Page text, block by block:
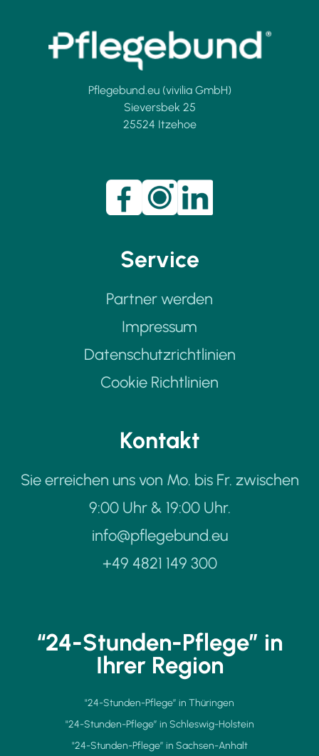
Pflegebund.eu (vivilia GmbH)
Sieversbek 25
25524 Itzehoe
Kontakt
Sie erreichen uns von Mo. bis Fr. zwischen
9:00 Uhr & 19:00 Uhr.
info@pflegebund.eu
+49 4821 149 300
Service
Partner werden
Impressum
Datenschutzrichtlinien
Cookie Richtlinien
“24-Stunden-Pflege” in
Ihrer Region
"24-Stunden-Pflege” in Thüringen
"24-Stunden-Pflege” in Schleswig-Holstein
"24-Stunden-Pflege” in Sachsen-Anhalt